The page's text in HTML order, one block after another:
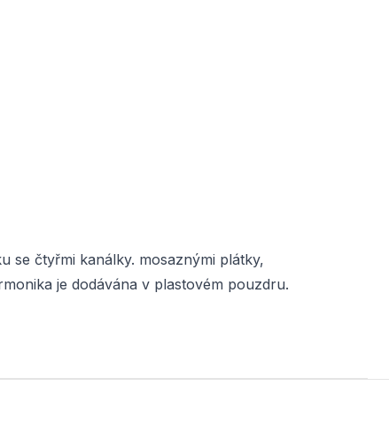
se čtyřmi kanálky. mosaznými plátky,
je dodávána v plastovém pouzdru.